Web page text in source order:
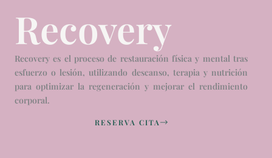
Recovery
Recovery es el proceso de restauración física y mental tras
esfuerzo o lesión, utilizando descanso, terapia y nutrición
para optimizar la regeneración y mejorar el rendimiento
corporal.
RESERVA CITA